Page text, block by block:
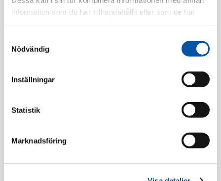
information som du har tillhandahållit eller som de har
Nödvändig
Inställningar
Statistik
Marknadsföring
Tillv. Artnr:
008.PG.CA.G
Registrera dig